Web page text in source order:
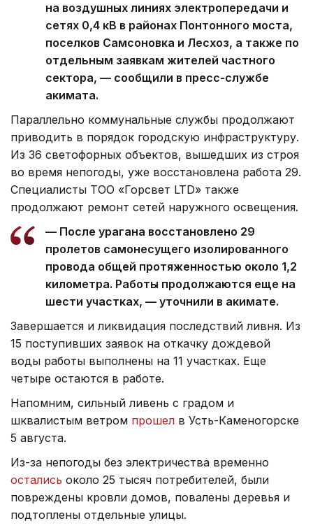
на воздушных линиях электропередачи и
сетях 0,4 кВ в районах Понтонного моста,
поселков Самсоновка и Лесхоз, а также по
отдельным заявкам жителей частного
сектора, — сообщили в пресс-службе
акимата.
Параллельно коммунальные службы продолжают
приводить в порядок городскую инфраструктуру.
Из 36 светофорных объектов, вышедших из строя
во время непогоды, уже восстановлена работа 29.
Специалисты ТОО «Горсвет LTD» также
продолжают ремонт сетей наружного освещения.
— После урагана восстановлено 29
пролетов самонесущего изолированного
провода общей протяженностью около 1,2
километра. Работы продолжаются еще на
шести участках, — уточнили в акимате.
Завершается и ликвидация последствий ливня. Из
15 поступивших заявок на откачку дождевой
воды работы выполнены на 11 участках. Еще
четыре остаются в работе.
Напомним, сильный ливень с градом и
шквалистым ветром прошел в Усть-Каменогорске
5 августа.
Из-за непогоды без электричества временно
остались около 25 тысяч потребителей, были
повреждены кровли домов, повалены деревья и
подтоплены отдельные улицы.